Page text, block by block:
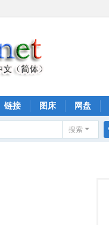
链接 图床 网盘
搜索